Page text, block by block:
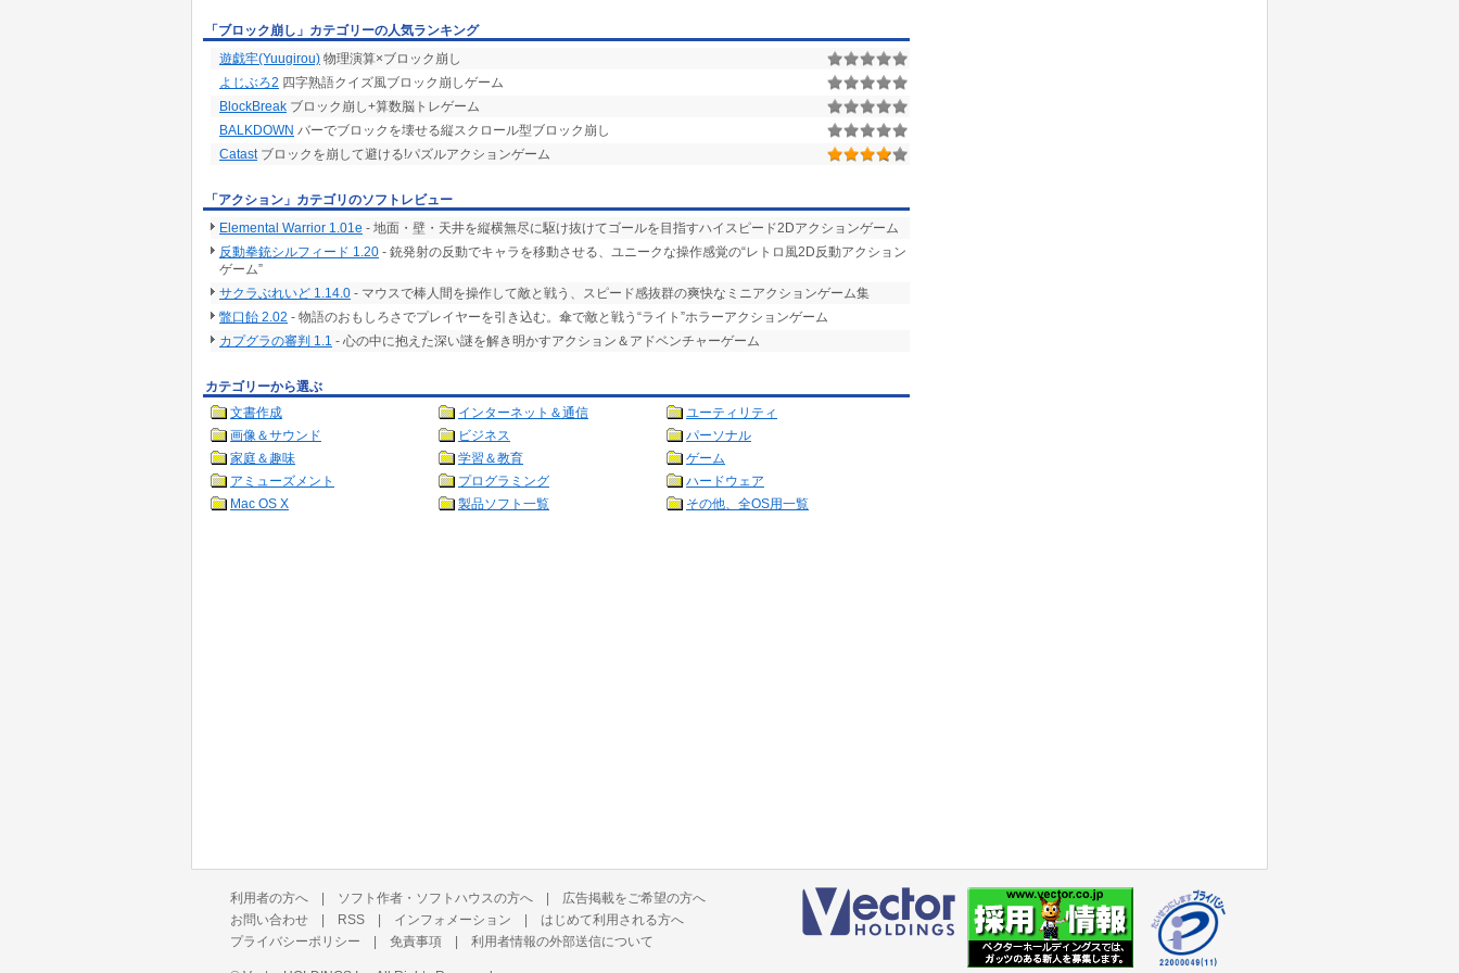
「ブロック崩し」カテゴリーの人気ランキング
遊戯牢(Yuugirou) 物理演算×ブロック崩し
よじぶろ2 四字熟語クイズ風ブロック崩しゲーム
BlockBreak ブロック崩し+算数脳トレゲーム
BALKDOWN バーでブロックを壊せる縦スクロール型ブロック崩し
Catastブロックを崩して避ける!パズルアクションゲーム
「アクション」カテゴリのソフトレビュー
Elemental Warrior 1.01e - 地面・壁・天井を縦横無尽に駆け抜けてゴールを目指すハイスピード2Dアクションゲーム
反動拳銃シルフィード 1.20 - 銃発射の反動でキャラを移動させる、ユニークな操作感覚の“レトロ風2D反動アクション
ゲーム”
サクラぶれいど 1.14.0 - マウスで棒人間を操作して敵と戦う、スピード感抜群の爽快なミニアクションゲーム集
鼈口飴 2.02 - 物語のおもしろさでプレイヤーを引き込む。傘で敵と戦う“ライト”ホラーアクションゲーム
カプグラの審判 1.1 - 心の中に抱えた深い謎を解き明かすアクション＆アドベンチャーゲーム
カテゴリーから選ぶ
文書作成
インターネット＆通信
ユーティリティ
画像＆サウンド
ビジネス
パーソナル
家庭＆趣味
学習＆教育
ゲーム
アミューズメント
プログラミング
ハードウェア
Mac OS X
製品ソフト一覧 その他、全OS用一覧
利用者の方へ | ソフト作者・ソフトハウスの方へ | 広告掲載をご希望の方へ
お問い合わせ | RSS | インフォメーション | はじめて利用される方へ
プライバシーポリシー | 免責事項 | 利用者情報の外部送信について